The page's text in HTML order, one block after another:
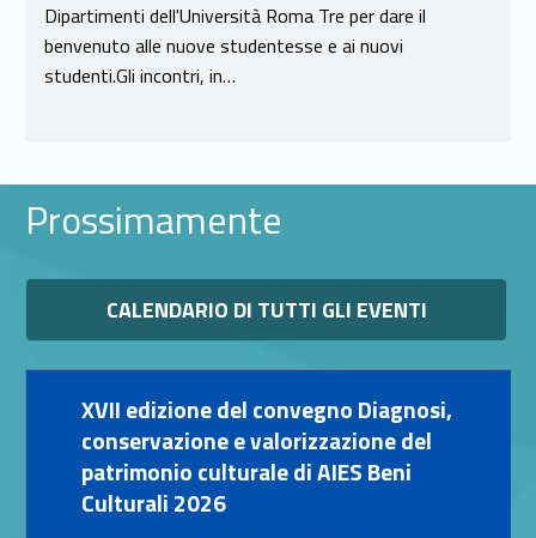
Dipartimenti dell'Università Roma Tre per dare il
benvenuto alle nuove studentesse e ai nuovi
studenti.Gli incontri, in…
Prossimamente
Link identifier #identifier__168442-11
CALENDARIO DI TUTTI GLI EVENTI
XVII edizione del convegno Diagnosi,
conservazione e valorizzazione del
patrimonio culturale di AIES Beni
Culturali 2026